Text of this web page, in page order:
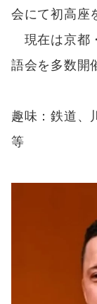
会にて初高座
現在は京都
語会を多数開
趣味：鉄道、
等